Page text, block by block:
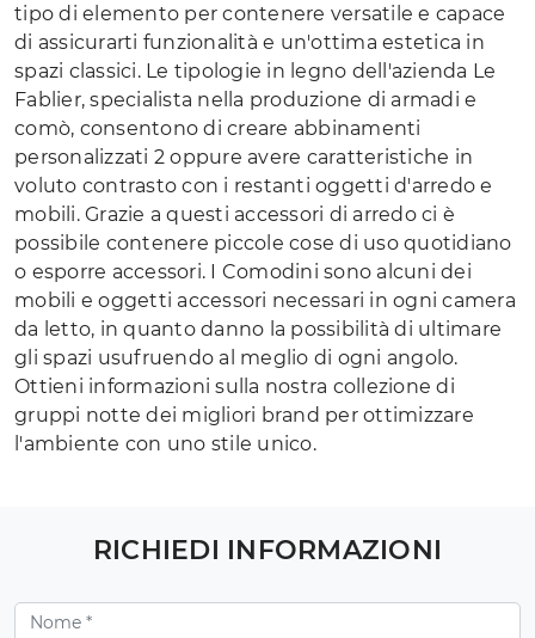
tipo di elemento per contenere versatile e capace
di assicurarti funzionalità e un'ottima estetica in
spazi classici. Le tipologie in legno dell'azienda Le
Fablier, specialista nella produzione di armadi e
comò, consentono di creare abbinamenti
personalizzati 2 oppure avere caratteristiche in
voluto contrasto con i restanti oggetti d'arredo e
mobili. Grazie a questi accessori di arredo ci è
possibile contenere piccole cose di uso quotidiano
o esporre accessori. I Comodini sono alcuni dei
mobili e oggetti accessori necessari in ogni camera
da letto, in quanto danno la possibilità di ultimare
gli spazi usufruendo al meglio di ogni angolo.
Ottieni informazioni sulla nostra collezione di
gruppi notte dei migliori brand per ottimizzare
l'ambiente con uno stile unico.
RICHIEDI INFORMAZIONI